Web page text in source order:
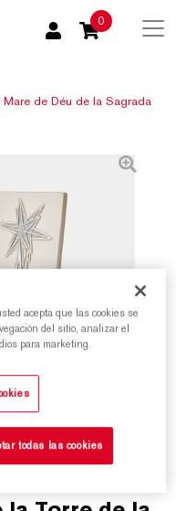
0
de Déu de la Sagrada
acepta que las cookies se
del sitio, analizar el
para marketing.
todas las cookies